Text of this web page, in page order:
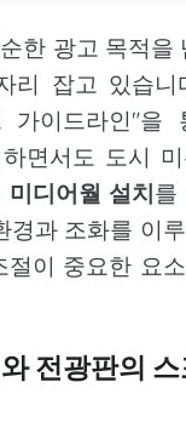
한 광고 목적을
리 잡고 있습니
가이드라인"을
면서도 도시
미디어월 설치 를
경과 조화를 이
절이 중요한 요
전광판의 스